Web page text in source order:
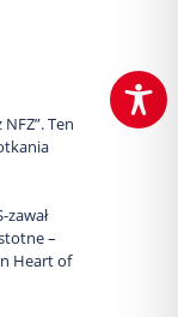
Ten
–
Heart of